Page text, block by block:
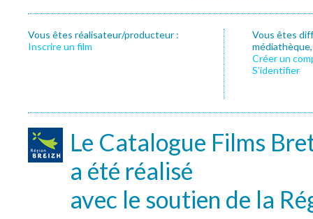
Vous êtes réalisateur/producteur :
Inscrire un film
Vous êtes
Créer un
S’identifier
Le Catalogue Films
a été réalisé
avec le soutien de la